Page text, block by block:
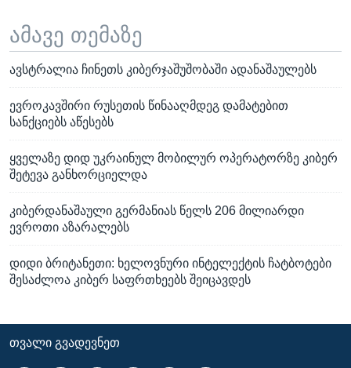
ამავე თემაზე
ავსტრალია ჩინეთს კიბერჯაშუშობაში ადანაშაულებს
ევროკავშირი რუსეთის წინააღმდეგ დამატებით
სანქციებს აწესებს
ყველაზე დიდ უკრაინულ მობილურ ოპერატორზე კიბერ
შეტევა განხორციელდა
კიბერდანაშაული გერმანიას წელს 206 მილიარდი
ევროთი აზარალებს
დიდი ბრიტანეთი: ხელოვნური ინტელექტის ჩატბოტები
შესაძლოა კიბერ საფრთხეებს შეიცავდეს
ᲗᲕᲐᲚᲘ ᲒᲕᲐᲓᲔᲕᲜᲔᲗ